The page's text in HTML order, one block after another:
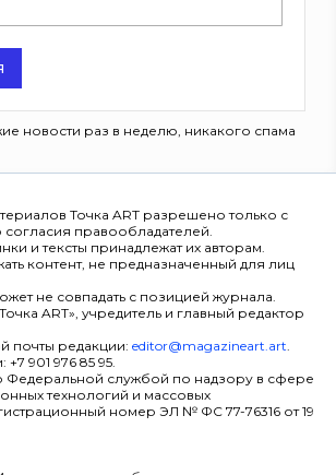
новости раз в неделю, никакого спама
Точка ART разрешено только с
согласия правообладателей.
и тексты принадлежат их авторам.
контент, не предназначенный для лиц
не совпадать с позицией журнала.
ART», учредитель и главный редактор
почты редакции: editor@magazineart.art.
901 976 85 95.
Федеральной службой по надзору в сфере
технологий и массовых
номер ЭЛ № ФС 77-76316 от 19